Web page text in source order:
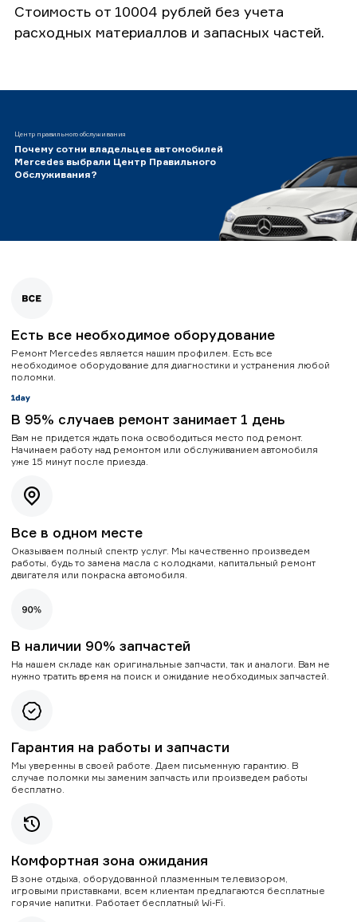
Стоимость от 10004 рублей без учета
расходных материаллов и запасных частей.
Центр правильного обслуживания
Почему сотни владельцев автомобилей
Mercedes выбрали Центр Правильного
Обслуживания?
Есть все необходимое оборудование
Ремонт Mercedes является нашим профилем. Есть все
необходимое оборудование для диагностики и устранения любой
поломки.
В 95% случаев ремонт занимает 1 день
Вам не придется ждать пока освободиться место под ремонт.
Начинаем работу над ремонтом или обслуживанием автомобиля
уже 15 минут после приезда.
Все в одном месте
Оказываем полный спектр услуг. Мы качественно произведем
работы, будь то замена масла с колодками, капитальный ремонт
двигателя или покраска автомобиля.
В наличии 90% запчастей
На нашем складе как оригинальные запчасти, так и аналоги. Вам не
нужно тратить время на поиск и ожидание необходимых запчастей.
Гарантия на работы и запчасти
Мы уверенны в своей работе. Даем письменную гарантию. В
случае поломки мы заменим запчасть или произведем работы
бесплатно.
Комфортная зона ожидания
В зоне отдыха, оборудованной плазменным телевизором,
игровыми приставками, всем клиентам предлагаются бесплатные
горячие напитки. Работает бесплатный Wi-Fi.